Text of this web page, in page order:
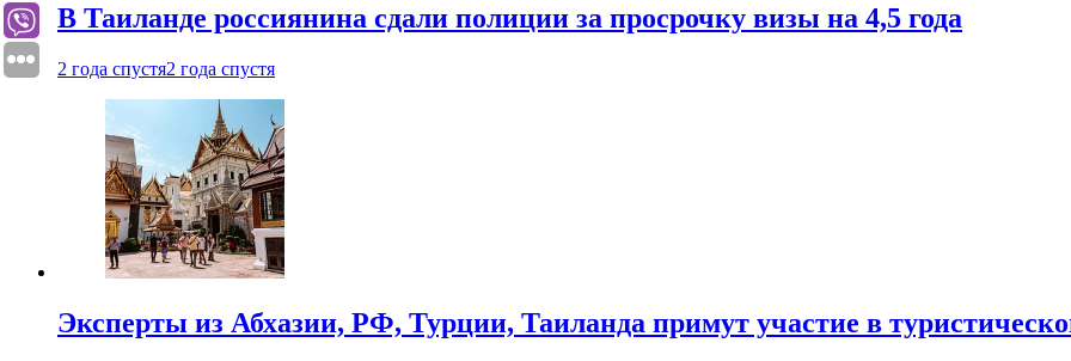
В Таиланде россиянина сдали полиции за просрочку визы на 4,5 года
2 года спустя2 года спустя
Эксперты из Абхазии, РФ, Турции, Таиланда примут участие в